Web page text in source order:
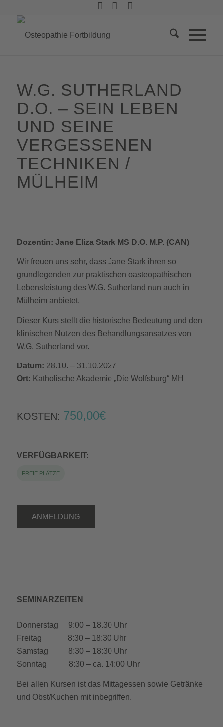
W.G. SUTHERLAND
D.O. – SEIN LEBEN
UND SEINE
VERGESSENEN
TECHNIKEN /
MÜLHEIM
Dozentin: Jane Eliza Stark MS D.O. M.P. (CAN)
Wir freuen uns sehr, dass Jane Stark ihren so
grundlegenden zur praktischen oasteopathischen
Lebensleistung des W.G. Sutherland nun auch in
Mülheim anbietet.
Dieser Kurs stellt die historische Bedeutung und den
klinischen Nutzen des Behandlungsansatzes von
W.G. Sutherland vor.
Datum: 28.10. – 31.10.2027
Ort: Katholische Akademie „Die Wolfsburg“ MH
KOSTEN: 750,00€
VERFÜGBARKEIT:
FREIE PLÄTZE
ANMELDUNG
SEMINARZEITEN
Donnerstag 9:00 – 18.30 Uhr
Freitag 8:30 – 18:30 Uhr
Samstag 8:30 – 18:30 Uhr
Sonntag 8:30 – ca. 14:00 Uhr
Bei allen Kursen ist das Mittagessen sowie Getränke
und Obst/Kuchen mit inbegriffen.